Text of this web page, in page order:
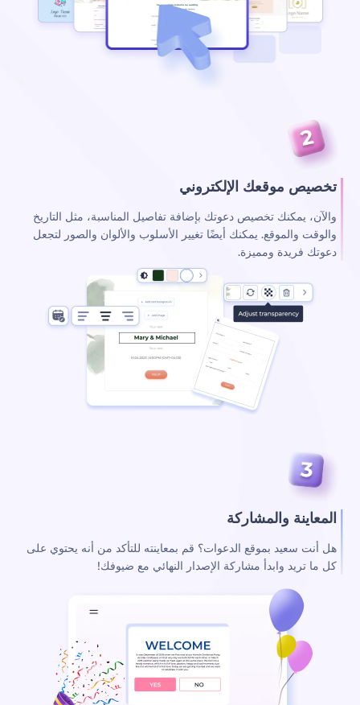
تخصيص موقعك الإلكتروني
والآن، يمكنك تخصيص دعوتك بإضافة تفاصيل المناسبة، مثل التاريخ
والوقت والموقع. يمكنك أيضًا تغيير الأسلوب والألوان والصور لتجعل
دعوتك فريدة ومميزة.
المعاينة والمشاركة
هل أنت سعيد بموقع الدعوات؟ قم بمعاينته للتأكد من أنه يحتوي على
كل ما تريد وابدأ مشاركة الإصدار النهائي مع ضيوفك!